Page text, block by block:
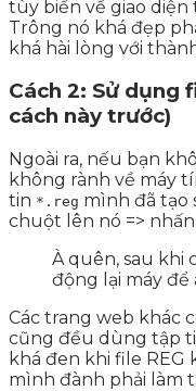
tùy biến về giao
Trông nó khá đẹp
khá hài lòng với
Cách 2: Sử dụng
cách này trước)
Ngoài ra, nếu bạn
không rành về máy
tin *.reg mình đã tạo
chuột lên nó => nhấn
À quên, sau khi
động lại máy để
Các trang web khác
cũng đều dùng tập
khá đen khi file REG
mình đành phải làm